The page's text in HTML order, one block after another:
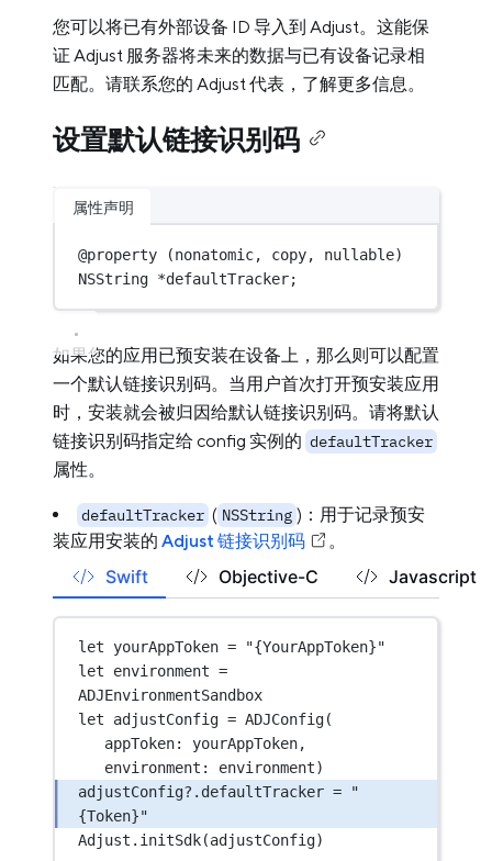
您可以将已有外部设备 ID 导入到 Adjust。这能保
证 Adjust 服务器将未来的数据与已有设备记录相
匹配。请联系您的 Adjust 代表，了解更多信息。
设置默认链接识别码
属性声明
@property
NSString *defaultTracker;
如果您的应用已预安装在设备上，那么则可以配置
一个默认链接识别码。当用户首次打开预安装应用
时，安装就会被归因给默认链接识别码。请将默认
链接识别码指定给 config 实例的 defaultTracker
属性。
defaultTracker ( NSString )：用于记录预安
装应用安装的 Adjust 链接识别码 。
Swift Objective-C Javascript
let yourAppToken =
"{YourAppToken}"
let environment =
ADJEnvironmentSandbox
let adjustConfig = ADJConfig(
appToken: yourAppToken,
environment : environment)
adjustConfig? .defaultTracker =
"
{Token}"
Adjust. initSdk(adjustConfig)